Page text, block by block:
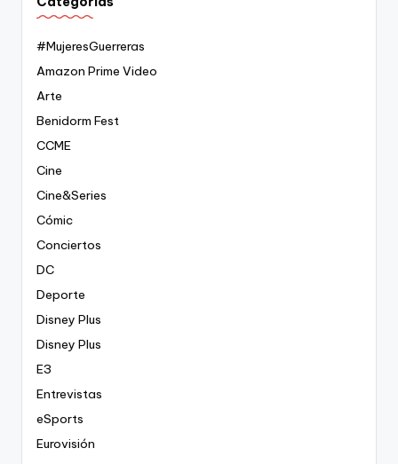
#MujeresGuerreras
Amazon Prime Video
Arte
Benidorm Fest
CCME
Cine
Cine&Series
Cómic
Conciertos
DC
Deporte
Disney Plus
Disney Plus
E3
Entrevistas
eSports
Eurovisión